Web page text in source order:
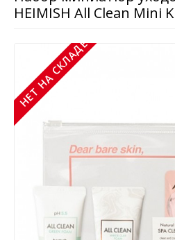
HEIMISH All Clean Mini
НЕТ НА СКЛАДЕ